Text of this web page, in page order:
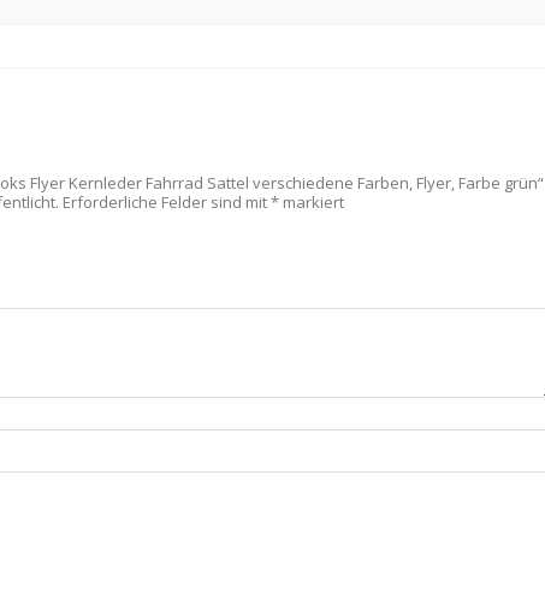
Flyer Kernleder Fahrrad Sattel verschiedene Farben, Flyer, Farbe grün“
Erforderliche Felder sind mit* markiert